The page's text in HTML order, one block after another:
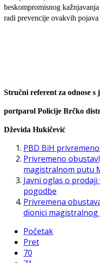
beskompromisnog
radi prevencije ovakvih
Stručni referent za odnose s
portparol Policije Brčko
Dževida Hukičević
PBD BiH
Privremeno
magistralnom putu
Javni oglas o
pogodbe
Privremena
dionici magistralnog
Početak
Pret
70